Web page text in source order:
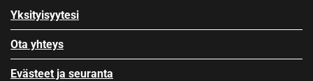
Yksityisyytesi
Ota yhteys
Evästeet ja seuranta